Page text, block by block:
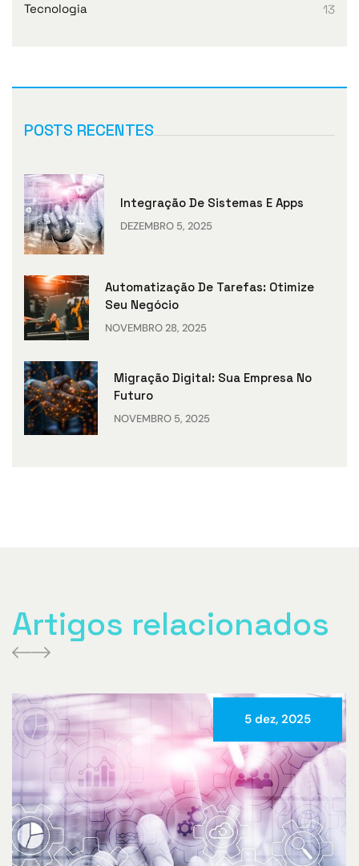
Tecnologia 13
POSTS RECENTES
Integração De Sistemas E Apps
DEZEMBRO 5, 2025
Automatização De Tarefas: Otimize
Seu Negócio
NOVEMBRO 28, 2025
Migração Digital: Sua Empresa No
Futuro
NOVEMBRO 5, 2025
Artigos relacionados
5 dez, 2025